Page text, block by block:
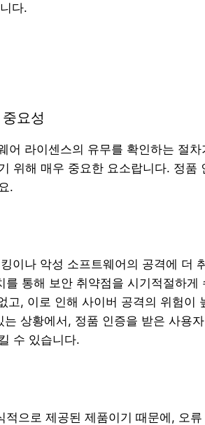
다.
요성
어 라이센스의 유무를 확인하는 절
위해 매우 중요한 요소랍니다. 정품
.
이나 악성 소프트웨어의 공격에 더
통해 보안 취약점을 시기적절하게
고, 이로 인해 사이버 공격의 위험이
상황에서, 정품 인증을 받은 사용
수 있습니다.
으로 제공된 제품이기 때문에, 오